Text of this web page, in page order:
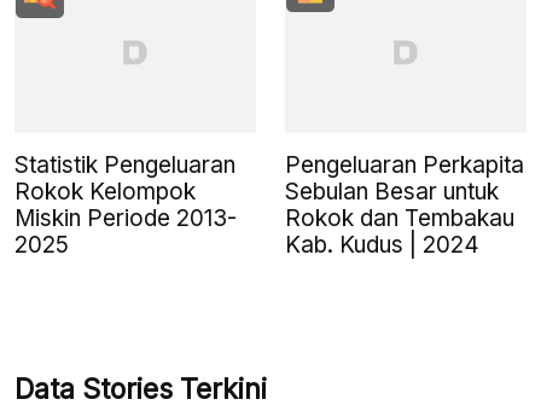
Statistik Pengeluaran
Rokok Kelompok
Miskin Periode 2013-
2025
Pengeluaran Perkapita
Sebulan Besar untuk
Rokok dan Tembakau
Kab. Kudus | 2024
Data Stories Terkini